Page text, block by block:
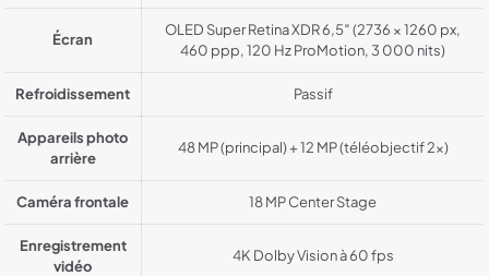
Écran
OLED Super Retina XDR 6,5″ (2736 × 1260 px,
460 ppp, 120 Hz ProMotion, 3 000 nits)
Refroidissement Passif
Appareils photo
arrière
48 MP (principal) + 12 MP (téléobjectif 2x)
Caméra frontale 18 MP Center Stage
Enregistrement
vidéo
4K Dolby Vision à 60 fps